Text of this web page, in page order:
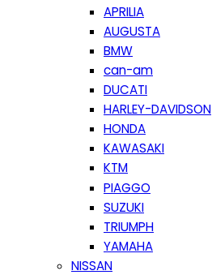
APRILIA
AUGUSTA
BMW
can-am
DUCATI
HARLEY-DAVIDSON
HONDA
KAWASAKI
KTM
PIAGGO
SUZUKI
TRIUMPH
YAMAHA
NISSAN